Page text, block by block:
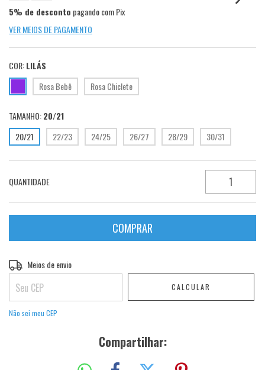
5% de desconto pagando com Pix
VER MEIOS DE PAGAMENTO
COR:LILÁS
Rosa Bebê
Rosa Chiclete
TAMANHO:20/21
20/21
22/23 24/25 26/27 28/29 30/31
QUANTIDADE
Entregas para o CEP:
Meios de envio
CALCULAR
Não sei meu CEP
Compartilhar: